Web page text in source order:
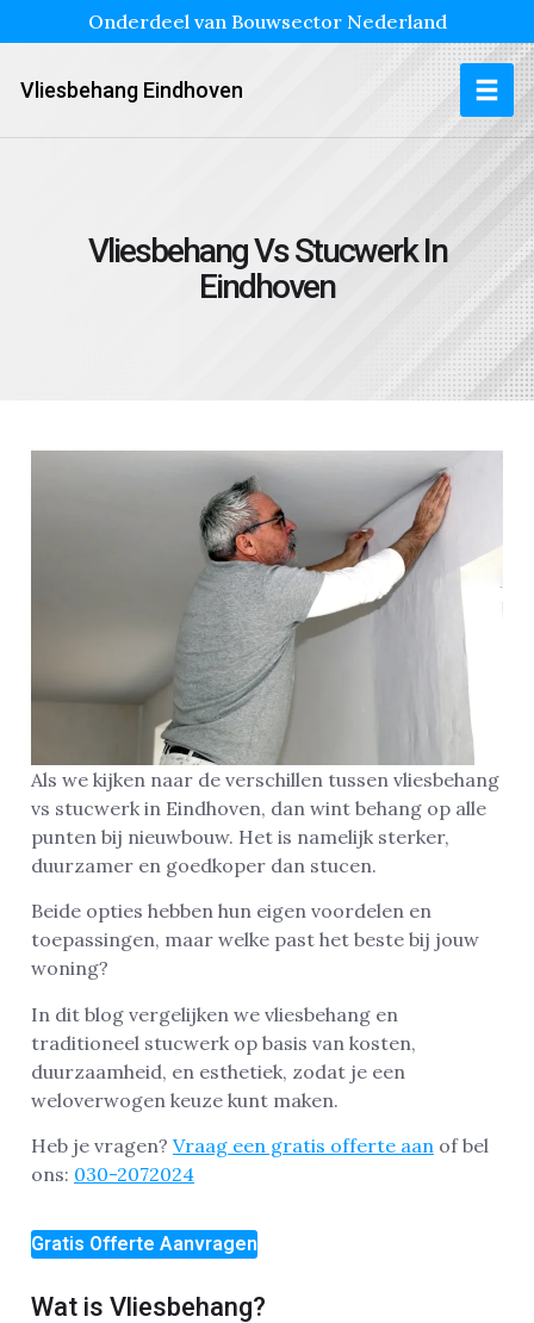
Onderdeel van Bouwsector Nederland
Vliesbehang Eindhoven
Vliesbehang Vs Stucwerk In
Eindhoven
Als we kijken naar de verschillen tussen vliesbehang
vs stucwerk in Eindhoven, dan wint behang op alle
punten bij nieuwbouw. Het is namelijk sterker,
duurzamer en goedkoper dan stucen.
Beide opties hebben hun eigen voordelen en
toepassingen, maar welke past het beste bij jouw
woning?
In dit blog vergelijken we vliesbehang en
traditioneel stucwerk op basis van kosten,
duurzaamheid, en esthetiek, zodat je een
weloverwogen keuze kunt maken.
Heb je vragen? Vraag een gratis offerte aan of bel
ons: 030-2072024
Gratis Offerte Aanvragen
Wat is Vliesbehang?